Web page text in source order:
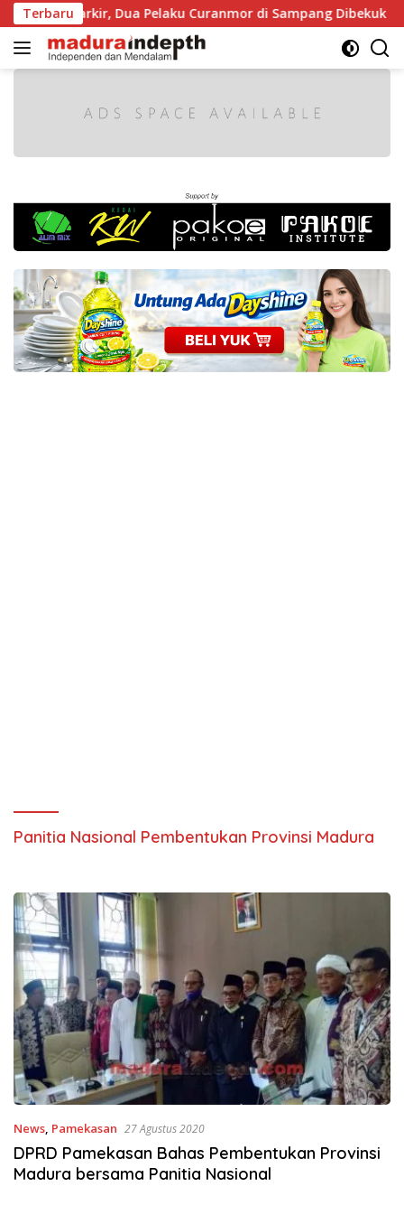
Langsung
ke
konten
Terbaru
Diparkir, Dua Pelaku Curanmor di Sampang Dibekuk Polisi
Panitia Nasional Pembentukan Provinsi Madura
News, Pamekasan 27 Agustus 2020
DPRD Pamekasan Bahas Pembentukan Provinsi
Madura bersama Panitia Nasional